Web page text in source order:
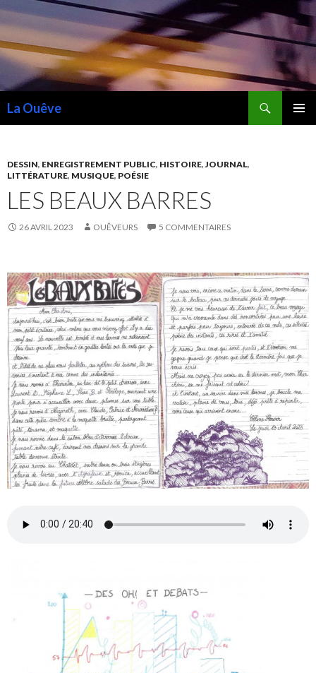
La Ouêve
DESSIN, ENREGISTREMENT PUBLIC, HISTOIRE, JOURNAL,
LITTÉRATURE, MUSIQUE, POÉSIE
LES BEAUX BARRES
26 AVRIL 2023 OUÊVEURS 5 COMMENTAIRES